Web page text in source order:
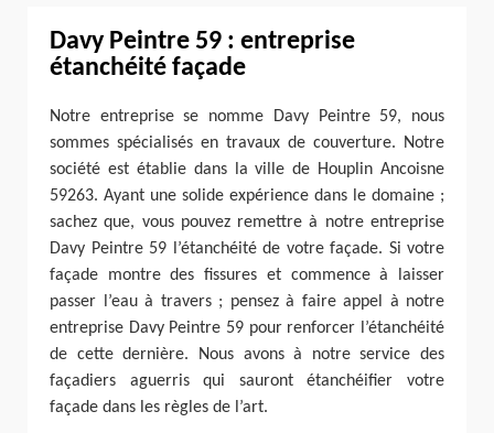
Davy Peintre 59 : entreprise
étanchéité façade
Notre entreprise se nomme Davy Peintre 59, nous
sommes spécialisés en travaux de couverture. Notre
société est établie dans la ville de Houplin Ancoisne
59263. Ayant une solide expérience dans le domaine ;
sachez que, vous pouvez remettre à notre entreprise
Davy Peintre 59 l’étanchéité de votre façade. Si votre
façade montre des fissures et commence à laisser
passer l’eau à travers ; pensez à faire appel à notre
entreprise Davy Peintre 59 pour renforcer l’étanchéité
de cette dernière. Nous avons à notre service des
façadiers aguerris qui sauront étanchéifier votre
façade dans les règles de l’art.